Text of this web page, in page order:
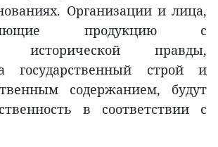
Организации и лица,
продукцию с
исторической правды,
государственный строй и
содержанием, будут
в соответствии с